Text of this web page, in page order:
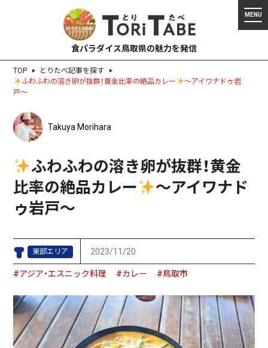
食パラダイス鳥取県の魅力を発信
TOP
とりたべ記事を探す
ふわふわの溶き卵が抜群！黄金比率の絶品カレー
～アイワナドゥ岩
戸～
Takuya Morihara
ふわふわの溶き卵が抜群！黄金
比率の絶品カレー
～アイワナド
ゥ岩戸～
東部エリア 2023/11/20
#アジア・エスニック料理 #カレー #鳥取市